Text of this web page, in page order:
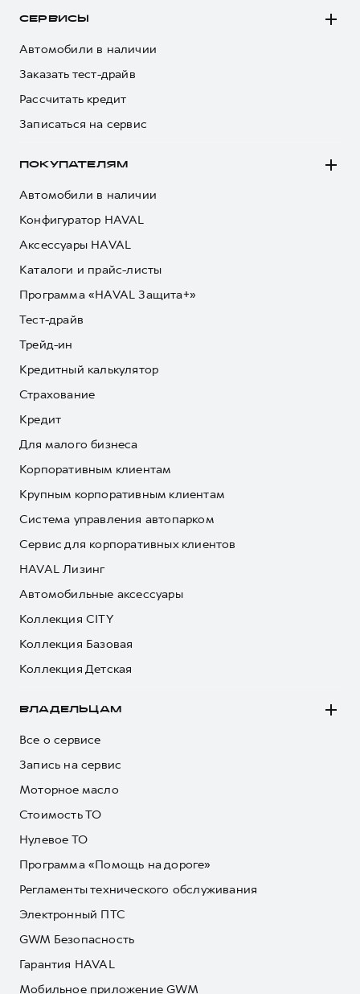
СЕРВИСЫ
Автомобили в наличии
Заказать тест-драйв
Рассчитать кредит
Записаться на сервис
ПОКУПАТЕЛЯМ
Автомобили в наличии
Конфигуратор HAVAL
Аксессуары HAVAL
Каталоги и прайс-листы
Программа «HAVAL Защита+»
Тест-драйв
Трейд-ин
Кредитный калькулятор
Страхование
Кредит
Для малого бизнеса
Корпоративным клиентам
Крупным корпоративным клиентам
Система управления автопарком
Сервис для корпоративных клиентов
HAVAL Лизинг
Автомобильные аксессуары
Коллекция CITY
Коллекция Базовая
Коллекция Детская
ВЛАДЕЛЬЦАМ
Все о сервисе
Запись на сервис
Моторное масло
Стоимость ТО
Нулевое ТО
Программа «Помощь на дороге»
Регламенты технического обслуживания
Электронный ПТС
GWM Безопасность
Гарантия HAVAL
Мобильное приложение GWM